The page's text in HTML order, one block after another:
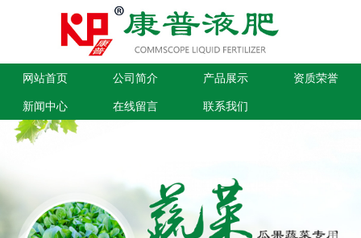
网站首页 公司简介 产品展示 资质荣誉
新闻中心 在线留言 联系我们